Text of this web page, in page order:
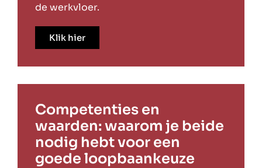
de werkvloer.
Klik hier
Competenties en
waarden: waarom je beide
nodig hebt voor een
goede loopbaankeuze